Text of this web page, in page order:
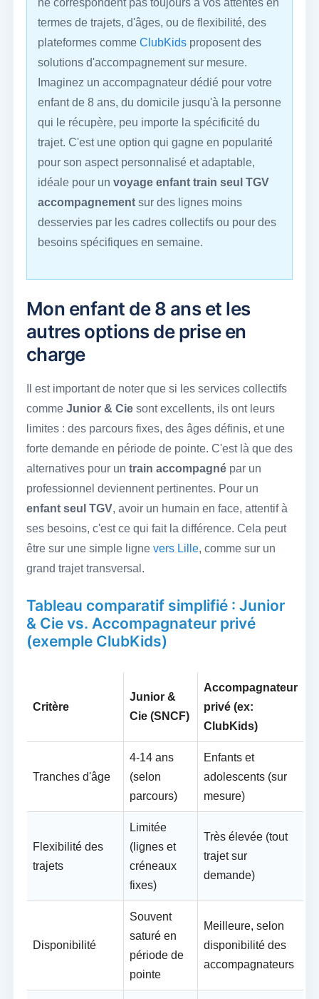
ne correspondent pas toujours à vos attentes en
termes de trajets, d'âges, ou de flexibilité, des
plateformes comme ClubKidsproposent des
solutions d'accompagnement sur mesure.
Imaginez un accompagnateur dédié pour votre
enfant de 8 ans, du domicile jusqu'à la personne
qui le récupère, peu importe la spécificité du
trajet. C'est une option qui gagne en popularité
pour son aspect personnalisé et adaptable,
idéale pour un voyage enfant train seul TGV
accompagnementsur des lignes moins
desservies par les cadres collectifs ou pour des
besoins spécifiques en semaine.
Mon enfant de 8 ans et les
autres options de prise en
charge
Il est important de noter que si les services collectifs
comme Junior & Ciesont excellents, ils ont leurs
limites : des parcours fixes, des âges définis, et une
forte demande en période de pointe. C'est là que des
alternatives pour un train accompagnépar un
professionnel deviennent pertinentes. Pour un
enfant seul TGV, avoir un humain en face, attentif à
ses besoins, c'est ce qui fait la différence. Cela peut
être sur une simple ligne vers Lille, comme sur un
grand trajet transversal.
Tableau comparatif simplifié : Junior
& Cie vs. Accompagnateur privé
(exemple ClubKids)
Critère
Junior &
Cie (SNCF)
Accompagnateur
privé (ex:
ClubKids)
Tranches d'âge
4-14 ans
(selon
parcours)
Enfants et
adolescents (sur
mesure)
Flexibilité des
trajets
Limitée
(lignes et
créneaux
fixes)
Très élevée (tout
trajet sur
demande)
Disponibilité
Souvent
saturé en
période de
pointe
Meilleure, selon
disponibilité des
accompagnateurs